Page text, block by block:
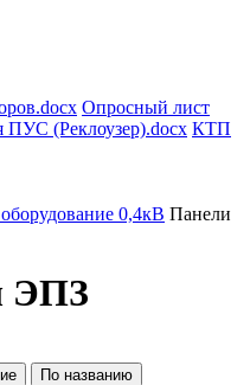
Опросный лист
ПУС (Реклоузер).docx КТП
0,4кВ Панели
ЭПЗ